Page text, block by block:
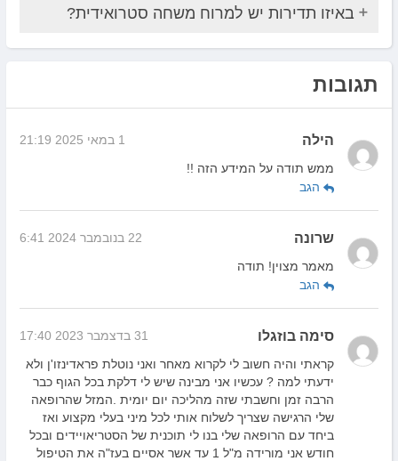
באיזו תדירות יש למרוח משחה סטרואידית?
תגובות
הילה
1 במאי 2025 21:19
ממש תודה על המידע הזה !!
הגב
שרונה
22 בנובמבר 2024 6:41
מאמר מצוין! תודה
הגב
סימה בוזגלו
31 בדצמבר 2023 17:40
קראתי והיה חשוב לי לקרוא מאחר ואני נוטלת פראדינזו'ן ולא
ידעתי למה ? עכשיו אני מבינה שיש לי דלקת בכל הגוף כבר
הרבה זמן וחשבתי שזה מהליכה יום יומית .המזל שהרופאה
שלי הרגישה שצריך לשלוח אותי לכל מיני בעלי מקצוע ואז
ביחד עם הרופאה שלי בנו לי תוכנית של הסטריאויידים ובכל
חודש אני מורידה מ"ל 1 עד אשר אסיים בעז"ה את הטיפול